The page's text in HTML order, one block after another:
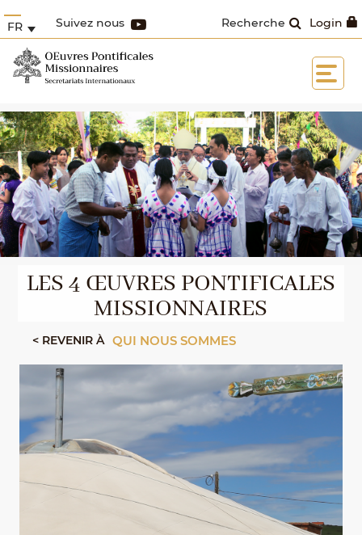
Login
Recherche
Suivez nous
FR
LES 4 ŒUVRES PONTIFICALES
MISSIONNAIRES
< REVENIR À QUI NOUS SOMMES